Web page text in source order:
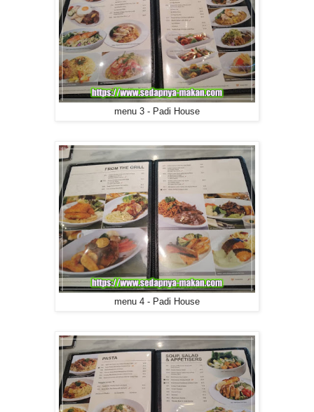
menu 3 - Padi House
menu 4 - Padi House